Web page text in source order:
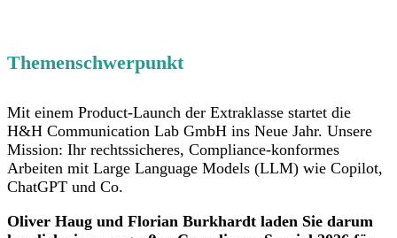
Themenschwerpunkt
Mit einem Product-Launch der Extraklasse startet die
H&H Communication Lab GmbH ins Neue Jahr. Unsere
Mission: Ihr rechtssicheres, Compliance-konformes
Arbeiten mit Large Language Models (LLM) wie Copilot,
ChatGPT und Co.
Oliver Haug und Florian Burkhardt laden Sie darum